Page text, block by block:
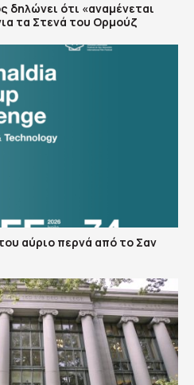
δηλώνει ότι «αναμένεται
τα Στενά του Ορμούζ
αύριο περνά από το Σαν